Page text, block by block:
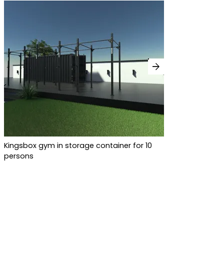
Kingsbox gym in storage container for 10
persons
arrow_forward